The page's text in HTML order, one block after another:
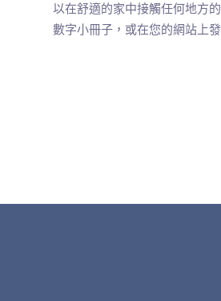
以在舒適的家中接觸任何地方
數字小冊子，或在您的網站上